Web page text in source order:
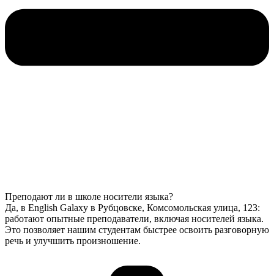
Преподают ли в школе носители языка?
Да, в English Galaxy в Рубцовске, Комсомольская улица, 123:
работают опытные преподаватели, включая носителей языка.
Это позволяет нашим студентам быстрее освоить разговорную
речь и улучшить произношение.